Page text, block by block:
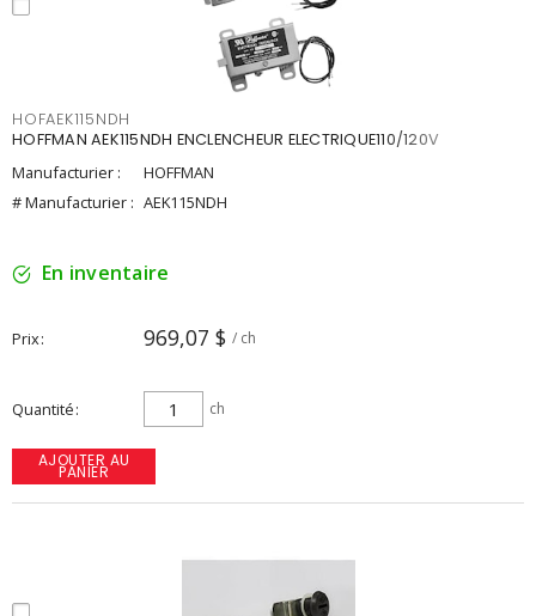
HOFAEK115NDH
HOFFMAN AEK115NDH ENCLENCHEUR ELECTRIQUE110/120V
Manufacturier :
HOFFMAN
# Manufacturier : AEK115NDH
En inventaire
Prix 969,07 $ / ch
Quantité ch
AJOUTER AU
PANIER